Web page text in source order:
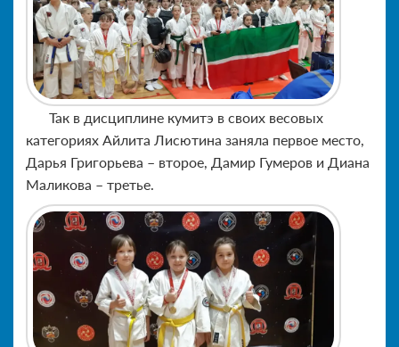
Так в дисциплине кумитэ в своих весовых
категориях Айлита Лисютина заняла первое место,
Дарья Григорьева – второе, Дамир Гумеров и Диана
Маликова – третье.